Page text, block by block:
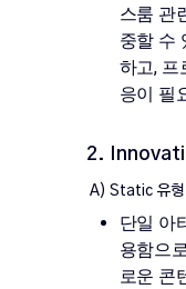
스룸 관
중할 수
하고, 프
응이 필
2.
A) Static 유형
단일 아
용함으
로운 콘